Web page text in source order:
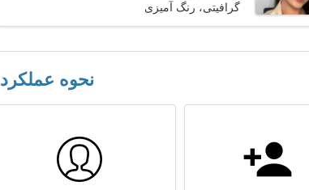
گرافیتی، رنگ آمیزی
نحوه عملکرد TurDatingGo